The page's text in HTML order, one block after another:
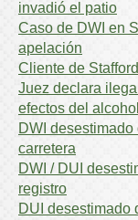
invadió el patio
Caso de DWI en
apelación
Cliente de
Juez declara
efectos del alcohol
DWI
carretera
DWI / DUI
registro
DUI desestimado